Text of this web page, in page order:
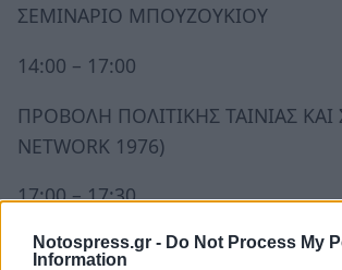
Notospress.gr - Do Not Process My
Information
ΣΕΜΙΝΑΡΙΟ ΜΠΟΥΖΟΥΚΙΟΥ
14:00 – 17:00
ΠΡΟΒΟΛΗ ΠΟΛΙΤΙΚΗΣ ΤΑΙΝΙΑΣ
NETWORK 1976)
17:00 – 17:30
COFFEE BREAK